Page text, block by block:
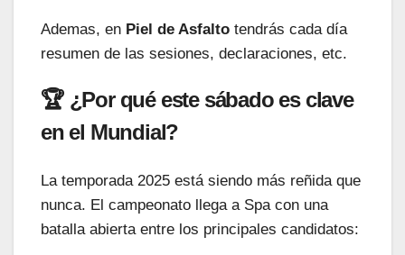
Ademas, en Piel de Asfalto tendrás cada día
resumen de las sesiones, declaraciones, etc.
🏆 ¿Por qué este sábado es clave
en el Mundial?
La temporada 2025 está siendo más reñida que
nunca. El campeonato llega a Spa con una
batalla abierta entre los principales candidatos: